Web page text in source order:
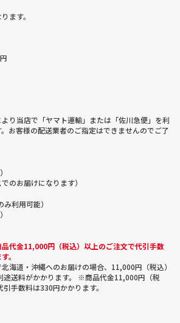
ます。
より当店で「ヤマト運輸」または「佐川急便」を利
お客様の配送業者のご指定はできませんのでご了
のお届けになります）
利用可能）
代金11,000円（税込）以上のご注文で代引手数
。
海道・沖縄へのお届けの場合、11,000円（税込）
途送料がかかります。 ※商品代金11,000円（税
手数料は330円かかります。